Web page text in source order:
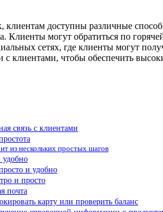
доступны различные
Клиенты могут обратиться по
сетях, где клиенты могут
с клиентами, чтобы обеспечить
связь с клиентами
из нескольких простых шагов
удобно
и удобно
и просто
почта
карту или проверить баланс